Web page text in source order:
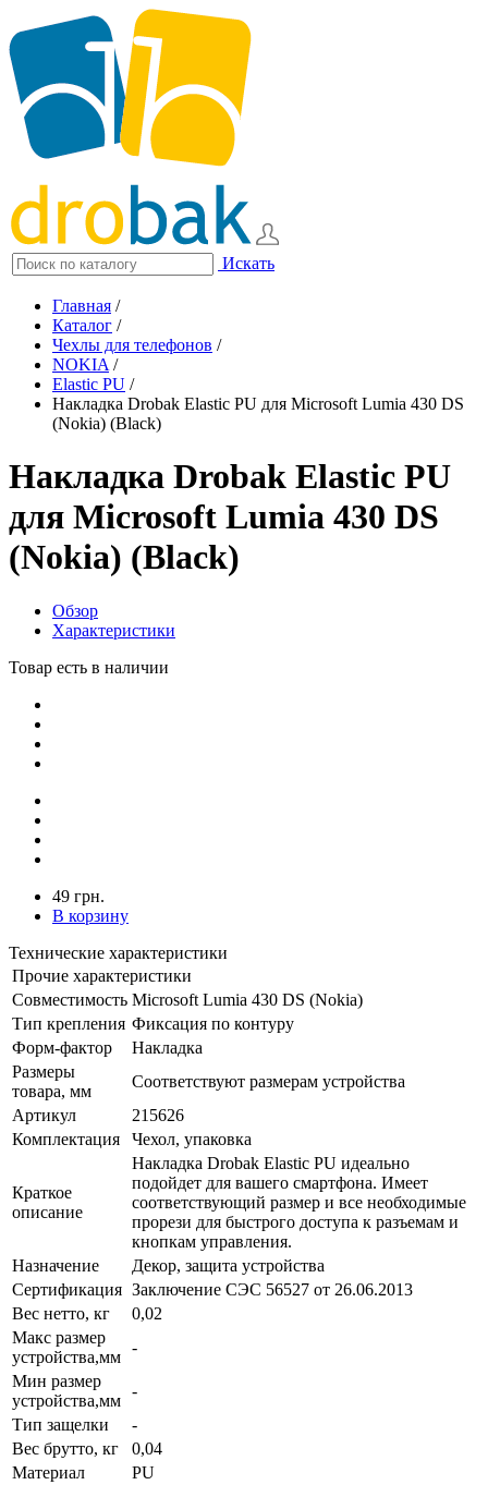
Искать
Главная /
Каталог /
Чехлы для телефонов /
NOKIA /
Elastic PU /
Накладка Drobak Elastic PU для Microsoft Lumia 430 DS
(Nokia) (Black)
Накладка Drobak Elastic PU
для Microsoft Lumia 430 DS
(Nokia) (Black)
Обзор
Характеристики
Товар есть в наличии
49 грн.
В корзину
Технические характеристики
Прочие характеристики
Совместимость Microsoft Lumia 430 DS (Nokia)
Тип крепления Фиксация по контуру
Форм-фактор
Накладка
Размеры
товара, мм
Соответствуют размерам устройства
Артикул
215626
Комплектация
Чехол, упаковка
Краткое
описание
Накладка Drobak Elastic PU идеально
подойдет для вашего смартфона. Имеет
соответствующий размер и все необходимые
прорези для быстрого доступа к разъемам и
кнопкам управления.
Назначение
Декор, защита устройства
Сертификация Заключение СЭС 56527 от 26.06.2013
Вес нетто, кг
0,02
Макс размер
устройства,мм
-
Мин размер
устройства,мм
-
Тип защелки
-
Вес брутто, кг
0,04
Материал
PU